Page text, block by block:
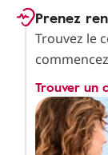
Prenez
Trouvez le
Trouver un